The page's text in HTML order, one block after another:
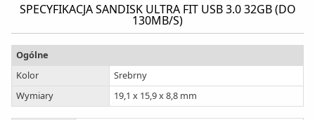
SPECYFIKACJA SANDISK ULTRA FIT USB 3.0 32GB (DO
130MB/S)
Ogólne
Kolor
Srebrny
Wymiary
19,1 x 15,9 x 8,8 mm